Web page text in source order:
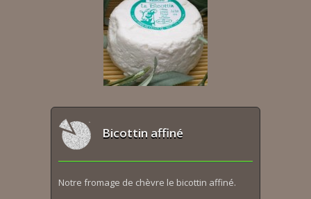
Bicottin affiné
Notre fromage de chèvre le bicottin affiné.